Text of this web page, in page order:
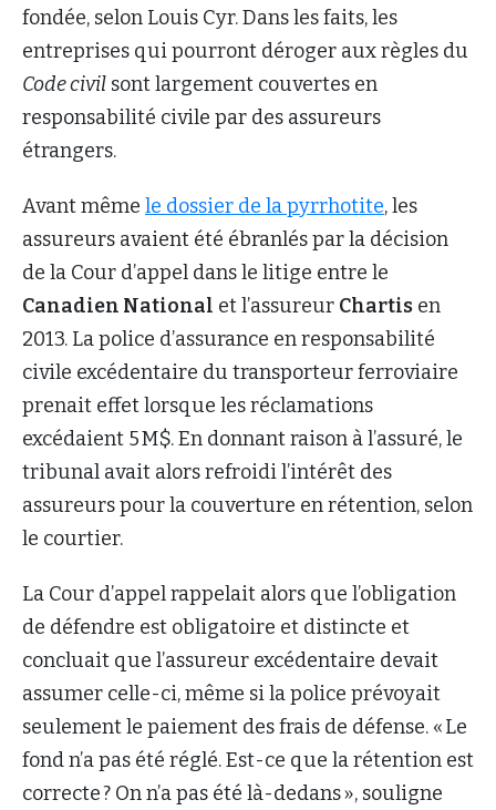
fondée, selon Louis Cyr. Dans les faits, les
entreprises qui pourront déroger aux règles du
Code civil sont largement couvertes en
responsabilité civile par des assureurs
étrangers.
Avant même le dossier de la pyrrhotite, les
assureurs avaient été ébranlés par la décision
de la Cour d’appel dans le litige entre le
Canadien National et l’assureur Chartis en
2013. La police d’assurance en responsabilité
civile excédentaire du transporteur ferroviaire
prenait effet lorsque les réclamations
excédaient 5 M$. En donnant raison à l’assuré, le
tribunal avait alors refroidi l’intérêt des
assureurs pour la couverture en rétention, selon
le courtier.
La Cour d’appel rappelait alors que l’obligation
de défendre est obligatoire et distincte et
concluait que l’assureur excédentaire devait
assumer celle-ci, même si la police prévoyait
seulement le paiement des frais de défense. « Le
fond n’a pas été réglé. Est-ce que la rétention est
correcte ? On n’a pas été là-dedans », souligne